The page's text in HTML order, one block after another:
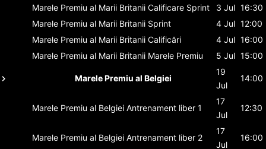
Marele Premiu al Marii Britanii Calificare Sprint 3 Jul 16:30
Marele Premiu al Marii Britanii Sprint 4 Jul 12:00
Marele Premiu al Marii Britanii Calificări 4 Jul 16:00
Marele Premiu al Marii Britanii Marele Premiu 5 Jul 15:00
Marele Premiu al Belgiei
19
Jul
14:00
Marele Premiu al Belgiei Antrenament liber 1
17
Jul
12:30
Marele Premiu al Belgiei Antrenament liber 2
17
Jul
16:00